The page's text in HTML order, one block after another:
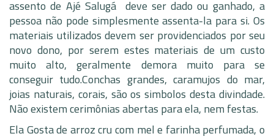
assento de Ajé Salugá deve ser dado ou ganhado, a
pessoa não pode simplesmente assenta-la para si. Os
materiais utilizados devem ser providenciados por seu
novo dono, por serem estes materiais de um custo
muito alto, geralmente demora muito para se
conseguir tudo.Conchas grandes, caramujos do mar,
joias naturais, corais, são os simbolos desta divindade.
Não existem cerimônias abertas para ela, nem festas.
Ela Gosta de arroz cru com mel e farinha perfumada, o